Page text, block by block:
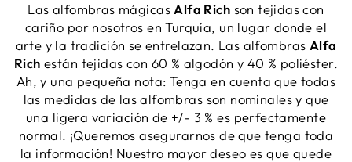
Las alfombras mágicas Alfa Rich son tejidas con
cariño por nosotros en Turquía, un lugar donde el
arte y la tradición se entrelazan. Las alfombras Alfa
Rich están tejidas con 60 % algodón y 40 % poliéster.
Ah, y una pequeña nota: Tenga en cuenta que todas
las medidas de las alfombras son nominales y que
una ligera variación de +/- 3 % es perfectamente
normal. ¡Queremos asegurarnos de que tenga toda
la información! Nuestro mayor deseo es que quede